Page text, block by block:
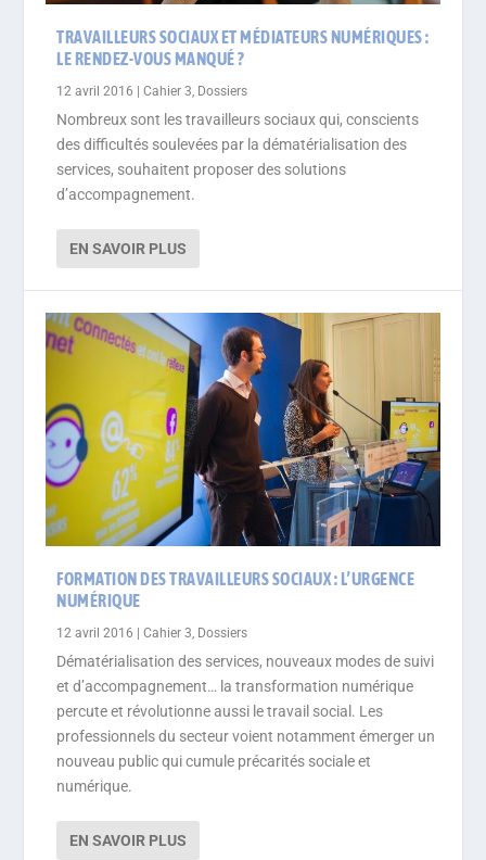
TRAVAILLEURS SOCIAUX ET MÉDIATEURS NUMÉRIQUES :
LE RENDEZ-VOUS MANQUÉ ?
12 avril 2016 |Cahier 3 Dossiers
Nombreux sont les travailleurs sociaux qui, conscients
des difficultés soulevées par la dématérialisation des
services, souhaitent proposer des solutions
d’accompagnement.
EN SAVOIR PLUS
FORMATION DES TRAVAILLEURS SOCIAUX : L’URGENCE
NUMÉRIQUE
12 avril 2016 |Cahier 3, Dossiers
Dématérialisation des services, nouveaux modes de suivi
et d’accompagnement… la transformation numérique
percute et révolutionne aussi le travail social. Les
professionnels du secteur voient notamment émerger un
nouveau public qui cumule précarités sociale et
numérique.
EN SAVOIR PLUS